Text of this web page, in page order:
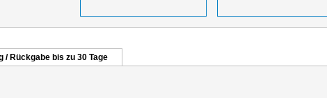
/ Rückgabe bis zu 30 Tage